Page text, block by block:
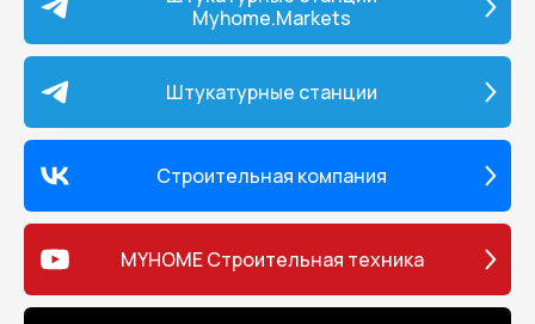
наращивания шланга до 45
компактность и малый вес -
дополнительного
перевозки; •
для краски на корпусе
предохраняет сопло от
засорения при распылении
материала; • возможность
температуре окружающей
+10 С; • может применяться
распыления
красок со сроком жизни от 1
покрасочных работ: •
Myhome.Markets
Штукатурные станции
Строительная компания
MYHOME Строительная техника